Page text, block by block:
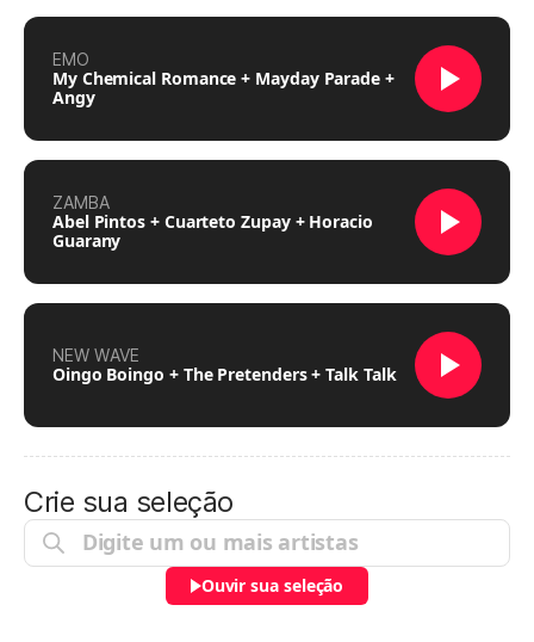
EMO
My Chemical Romance + Mayday Parade +
Angy
ZAMBA
Abel Pintos + Cuarteto Zupay + Horacio
Guarany
NEW WAVE
Oingo Boingo + The Pretenders + Talk Talk
Crie sua seleção
Ouvir sua seleção